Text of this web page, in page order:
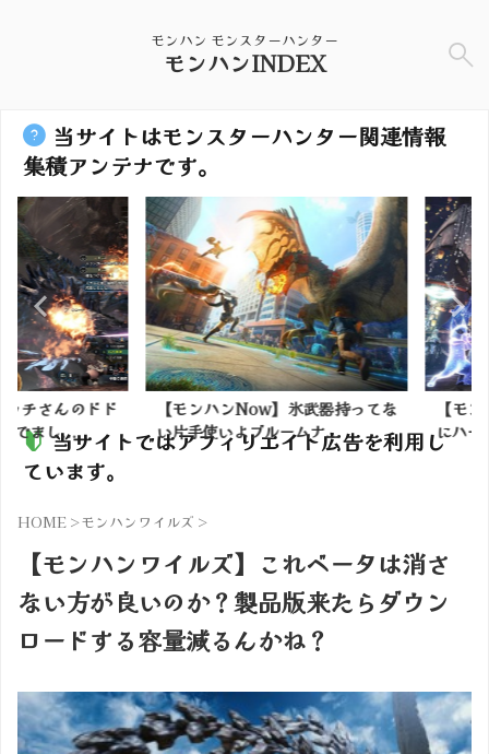
モンハン モンスターハンター
モンハンINDEX
当サイトはモンスターハンター関連情報
集積アンテナです。
んのドド
し...
【モンハンNow】氷武器持ってな
い片手使いよブルームナ...
【モンハ
にハード
当サイトではアフィリエイト広告を利用し
ています。
HOME >モンハンワイルズ >
【モンハンワイルズ】これベータは消さ
ない方が良いのか？製品版来たらダウン
ロードする容量減るんかね？